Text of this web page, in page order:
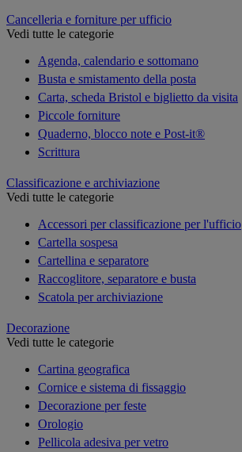
Cancelleria e forniture per ufficio
Vedi tutte le categorie
Agenda, calendario e sottomano
Busta e smistamento della posta
Carta, scheda Bristol e biglietto da visita
Piccole forniture
Quaderno, blocco note e Post-it®
Scrittura
Classificazione e archiviazione
Vedi tutte le categorie
Accessori per classificazione per l'ufficio
Cartella sospesa
Cartellina e separatore
Raccoglitore, separatore e busta
Scatola per archiviazione
Decorazione
Vedi tutte le categorie
Cartina geografica
Cornice e sistema di fissaggio
Decorazione per feste
Orologio
Pellicola adesiva per vetro